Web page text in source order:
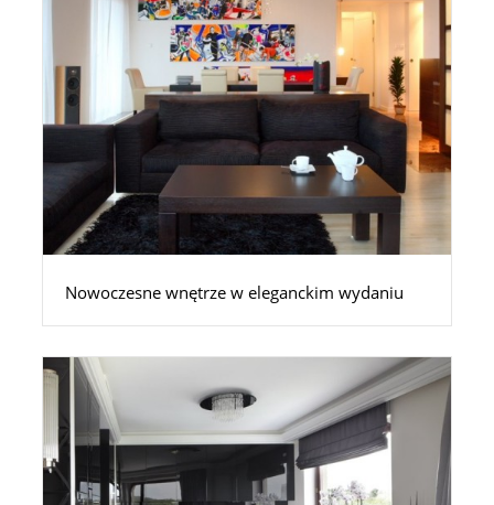
Nowoczesne wnętrze w eleganckim wydaniu